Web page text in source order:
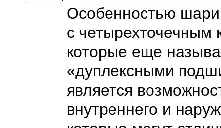
Особенностью
с четырехточечным
которые еще
«дуплексными
является
внутреннего и